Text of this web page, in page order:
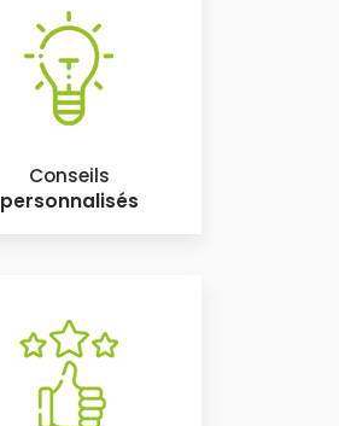
Conseils
personnalisés